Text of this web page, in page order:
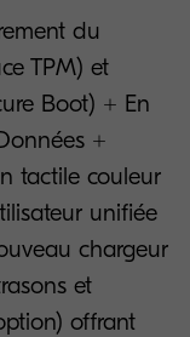
du
TPM) et
Boot) + En
+
tactile couleur
unifiée
chargeur
et
offrant